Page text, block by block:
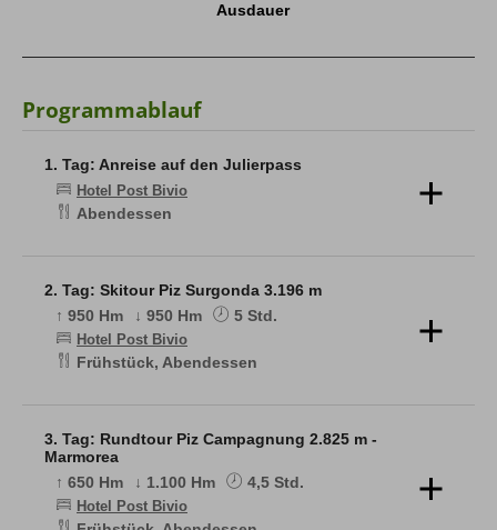
Team
Kontakt
Tipps & Tricks
Ausdauer
Programmablauf
1. Tag: Anreise auf den Julierpass
Hotel Post Bivio
Abendessen
2. Tag: Skitour Piz Surgonda 3.196 m
↑ 950 Hm
↓ 950 Hm 5 Std.
Hotel Post Bivio
Frühstück, Abendessen
Tourengebiet. Es gibt verschiedene Aufstiegs- und
Abfahrtsrouten, der Bergführer wählt je nach
Verhältnissen die beste Kombination aus.
3. Tag: Rundtour Piz Campagnung 2.825 m -
Marmorea
↑ 650 Hm
↓ 1.100 Hm 4,5 Std.
Hotel Post Bivio